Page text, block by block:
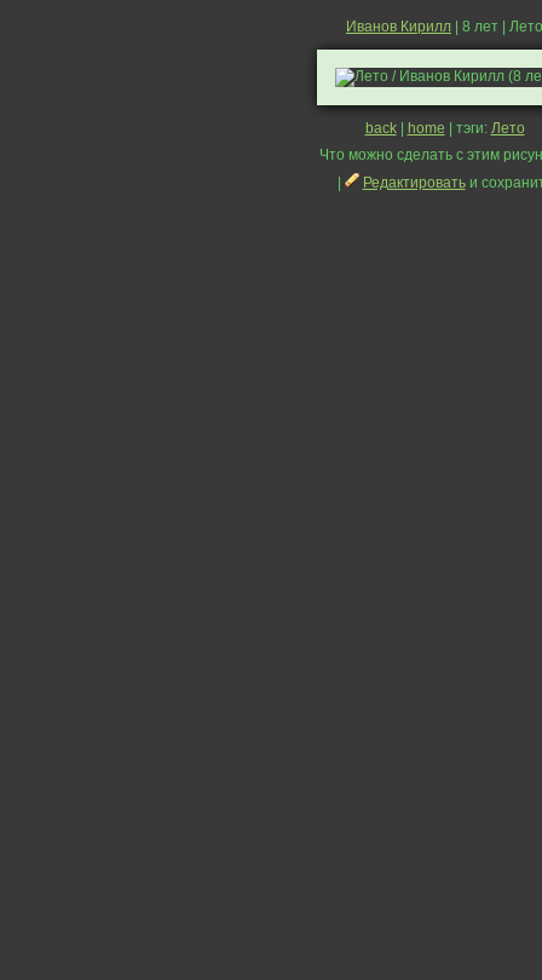
Иванов Кирилл | 8 лет | Лето
back| home | тэги: Лето
Что можно сделать с этим
Редактироватьи